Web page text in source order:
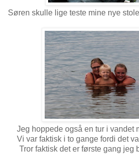
Søren skulle lige teste mine nye
Jeg hoppede også en tur i vandet
Vi var faktisk i to gange fordi det
Tror faktisk det er første gang jeg